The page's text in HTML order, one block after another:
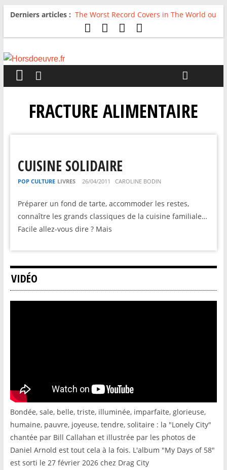
Derniers articles : The Worst Record Covers in The World ou
Comment rire du pire
Avril 2026 : C’est dans les vieux pots
For The First Time, Again : Tyler Ballgame
FRACTURE ALIMENTAIRE
CUISINE SOLIDAIRE
POP CULTURE LIVRES 26/04/2011 CAROLINE BODIN
Préparer un fond de tarte, accommoder les restes,
connaître les grands classiques de la cuisine familiale…
Facile allez-vous dire ? Mais
VIDÉO
Bondée, sale, belle, triste, illuminée, imparfaite, glorieuse,
humaine, pauvre, joyeuse, tendre, solitaire : la "Lonely City"
chantée par Bill Callahan et illustrée par les photos de
Daniel Arnold est tout cela à la fois. L'album "My Days of 58"
est sorti le 27 février 2026 chez Drag City